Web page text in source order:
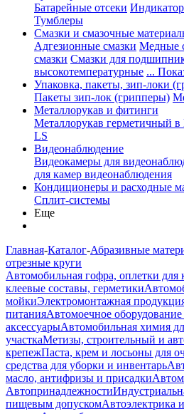
Батарейные отсеки
Тумблеры
Смазки и смазочные
Адгезионные смазки Медные
смазки Смазки для
высокотемпературные ...
Упаковка, пакеты, зип-локи
Пакеты зип-лок (грипперы)
Металлорукав и фитинги
Металлорукав герметичный
LS
Видеонаблюдение
Видеокамеры для
для камер видеонаблюдения
Кондиционеры и расходные
Сплит-системы
Еще
Главная-Каталог-Абразивные
отрезные круги
Автомобильная гофра, оплетки для
клеевые составы, герметики
мойкиЭлектромонтажная
питанияАвтомоечное оборудование
аксессуарыАвтомобильная химия
участкаМетизы, строительный и
крепежПаста, крем и лосьоны для
средства для уборки и инвентарь
масло, антифризы и присадки
Автопринадлежности
пищевым допускомАвтоэлектрика